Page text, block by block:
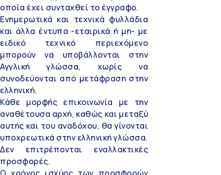
οποία έχει συνταχθεί το έγγραφο.
Ενημερωτικά και τεχνικά φυλλάδια
και άλλα έντυπα -εταιρικά ή μη- με
ειδικό τεχνικό περιεχόμενο
μπορούν να υποβάλλονται στην
Αγγλική γλώσσα, χωρίς να
συνοδεύονται από μετάφραση στην
ελληνική.
Κάθε μορφής επικοινωνία με την
αναθέτουσα αρχή, καθώς και μεταξύ
αυτής και του αναδόχου, θα γίνονται
υποχρεωτικά στην ελληνική γλώσσα.
Δεν επιτρέπονται εναλλακτικές
προσφορές.